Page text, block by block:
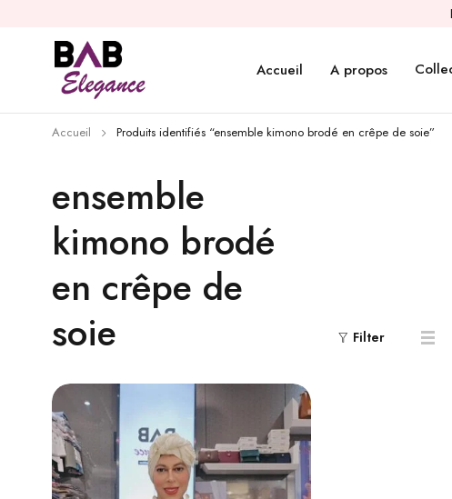
Accueil A propos
ensemble
kimono brodé
en crêpe de
soie
Accueil Produits identifiés “ensemble kimono brodé en crêpe de soie”
Filter